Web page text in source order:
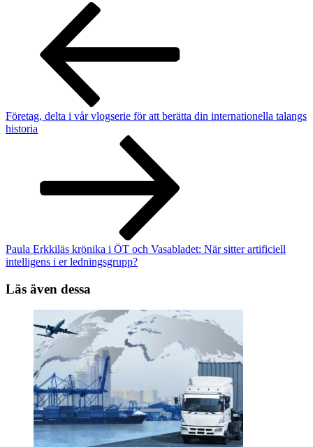
Inläggsnavigering
Företag, delta i vår vlogserie för att berätta din internationella talangs
historia
Paula Erkkiläs krönika i ÖT och Vasabladet: När sitter artificiell
intelligens i er ledningsgrupp?
Läs även dessa